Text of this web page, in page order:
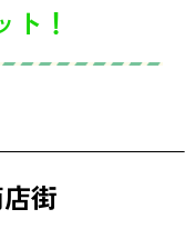
ト！
街